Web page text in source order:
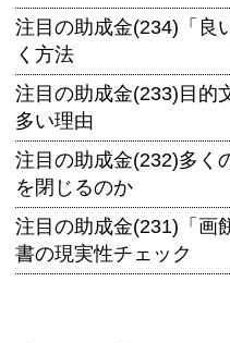
注目の助成金(234)「良
く方法
注目の助成金(233)目的
多い理由
注目の助成金(232)多く
を閉じるのか
注目の助成金(231)「画
書の現実性チェック